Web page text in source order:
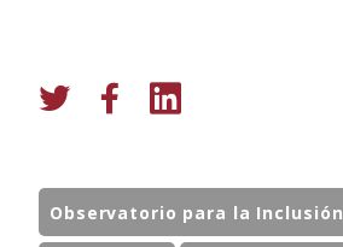
Observatorio para la Inclusión